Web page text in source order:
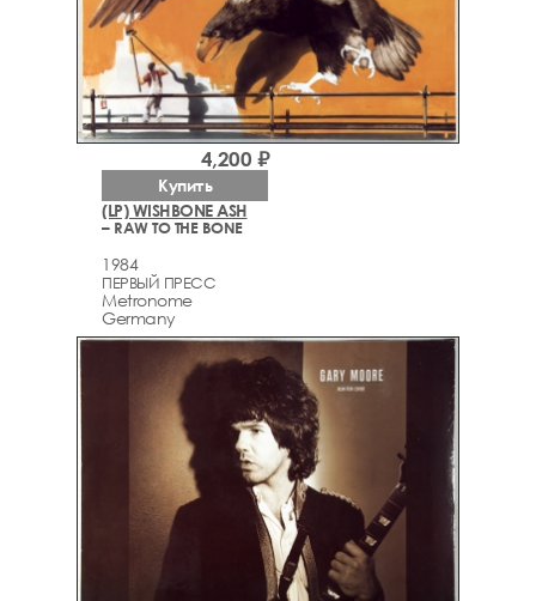
(LP) WISHBONE ASH
– RAW TO THE BONE
1984
ПЕРВЫЙ ПРЕСС
Metronome
Germany
4,200 ₽
Купить